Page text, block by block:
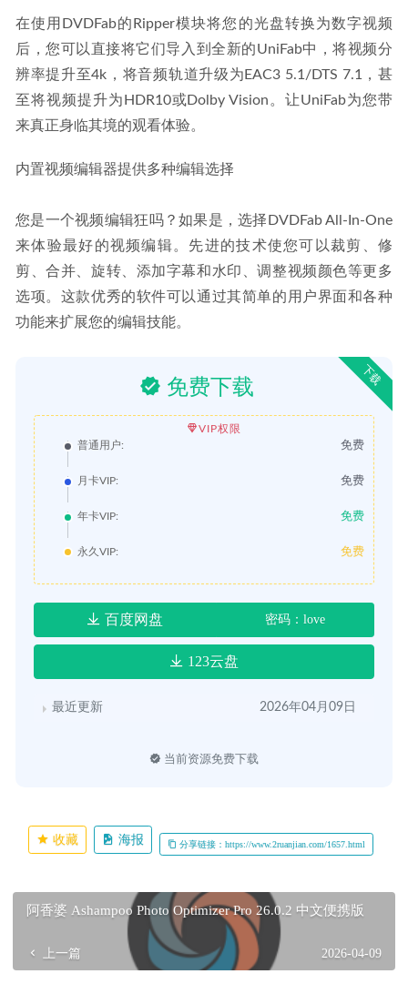
在使用DVDFab的Ripper模块将您的光盘转换为数字视频
后，您可以直接将它们导入到全新的UniFab中，将视频分
辨率提升至4k，将音频轨道升级为EAC3 5.1/DTS 7.1，甚
至将视频提升为HDR10或Dolby Vision。让UniFab为您带
来真正身临其境的观看体验。
内置视频编辑器提供多种编辑选择
您是一个视频编辑狂吗？如果是，选择DVDFab All-In-One
来体验最好的视频编辑。先进的技术使您可以裁剪、修
剪、合并、旋转、添加字幕和水印、调整视频颜色等更多
选项。这款优秀的软件可以通过其简单的用户界面和各种
功能来扩展您的编辑技能。
下载
免费下载
VIP权限
普通用户:
免费
月卡VIP: 免费
年卡VIP: 免费
永久VIP: 免费
百度网盘 密码：love
123云盘
最近更新 2026年04月09日
当前资源免费下载
收藏 海报 分享链接：https://www.2ruanjian.com/1657.html
阿香婆 Ashampoo Photo Optimizer Pro 26.0.2 中文便携版
上一篇 2026-04-09